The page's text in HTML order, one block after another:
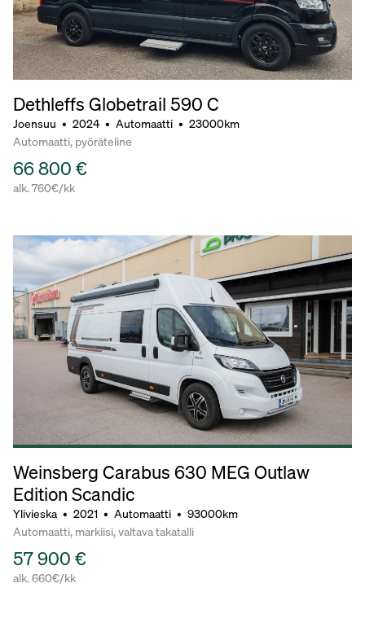
Dethleffs Globetrail 590 C
Joensuu • 2024 • Automaatti • 23000km
Automaatti, pyöräteline
66 800 €
alk. 760€/kk
Weinsberg Carabus 630 MEG Outlaw
Edition Scandic
Ylivieska • 2021 • Automaatti • 93000km
Automaatti, markiisi, valtava takatalli
57 900 €
alk. 660€/kk